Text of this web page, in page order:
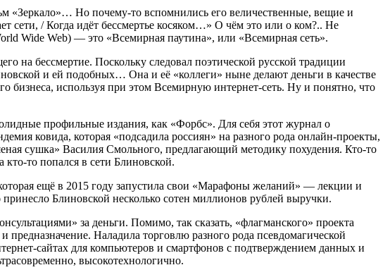
«Зеркало»… Но почему-то вспомнились его величественные, вещие и
сети, / Когда идёт бессмертье косяком…» О чём это или о ком?.. Не
Wide Web) — это «Всемирная паутина», или «Всемирная сеть».
на бессмертие. Поскольку следовал поэтической русской традиции
и ей подобных… Она и её «коллеги» ныне делают деньги в качестве
бизнеса, используя при этом Всемирную интернет-сеть. Ну и понятно, что
профильные издания, как «Форбс». Для себя этот журнал о
ковида, которая «подсадила россиян» на разного рода онлайн-проекты,
сушка» Василия Смольного, предлагающий методику похудения. Кто-то
то попался в сети Блиновской.
ещё в 2015 году запустила свои «Марафоны желаний» — лекции и
Блиновской несколько сотен миллионов рублей выручки.
за деньги. Помимо, так сказать, «флагманского» проекта
Наладила торговлю разного рода псевдомагической
сайтах для компьютеров и смартфонов с подтверждением данных и
высокотехнологично.